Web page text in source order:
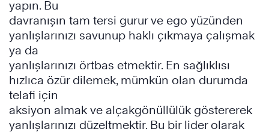
yapın. Bu
davranışın tam tersi gurur ve ego yüzünden
yanlışlarınızı savunup haklı çıkmaya çalışmak
ya da
yanlışlarınızı örtbas etmektir. En sağlıklısı
hızlıca özür dilemek, mümkün olan durumda
telafi için
aksiyon almak ve alçakgönüllülük göstererek
yanlışlarınızı düzeltmektir. Bu bir lider olarak